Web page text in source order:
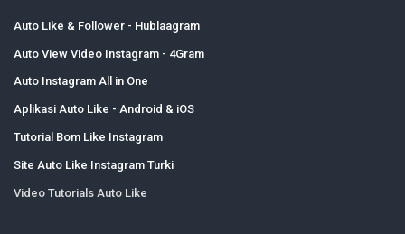
Auto Like & Follower - Hublaagram
Auto View Video Instagram - 4Gram
Auto Instagram All in One
Aplikasi Auto Like - Android & iOS
Tutorial Bom Like Instagram
Site Auto Like Instagram Turki
Video Tutorials Auto Like